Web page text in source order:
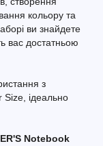
кольору та
ви знайдете
вас достатньою
з
ідеально
Notebook